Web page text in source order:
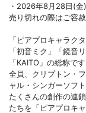
・2026年8月28日(金
売り切れの際はご容赦
「ピアプロキャラク
「初音ミク」「鏡音
「KAITO」の総称です
全員、クリプトン・
ャル・シンガーソフ
たくさんの創作の連
たちを「ピアプロキ